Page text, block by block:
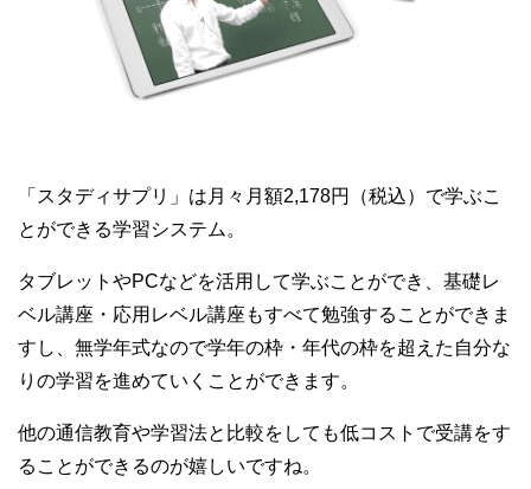
「スタディサプリ」は月々月額2,178円（税込）で学ぶこ
とができる学習システム。
タブレットやPCなどを活用して学ぶことができ、基礎レ
ベル講座・応用レベル講座もすべて勉強することができま
すし、無学年式なので学年の枠・年代の枠を超えた自分な
りの学習を進めていくことができます。
他の通信教育や学習法と比較をしても低コストで受講をす
ることができるのが嬉しいですね。